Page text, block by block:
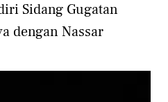
Sidang Gugatan
dengan Nassar